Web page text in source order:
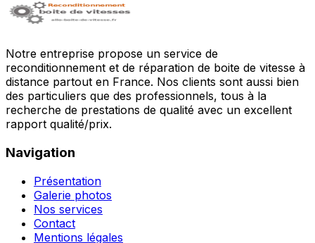
Notre entreprise propose un service de
reconditionnement et de réparation de boite de vitesse à
distance partout en France. Nos clients sont aussi bien
des particuliers que des professionnels, tous à la
recherche de prestations de qualité avec un excellent
rapport qualité/prix.
Navigation
Présentation
Galerie photos
Nos services
Contact
Mentions légales